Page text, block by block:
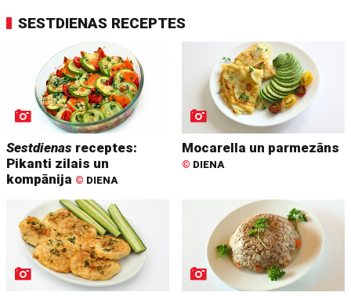
SESTDIENAS RECEPTES
Sestdienas receptes:
Pikanti zilais un
kompānija © DIENA
Mocarella un parmezāns
© DIENA